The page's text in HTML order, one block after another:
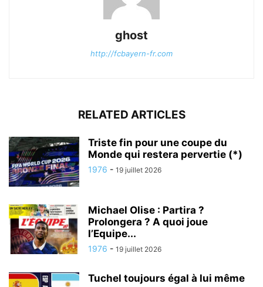
ghost
http://fcbayern-fr.com
RELATED ARTICLES
Triste fin pour une coupe du
Monde qui restera pervertie (*)
1976 - 19 juillet 2026
Michael Olise : Partira ?
Prolongera ? A quoi joue
l’Equipe...
1976 - 19 juillet 2026
Tuchel toujours égal à lui même